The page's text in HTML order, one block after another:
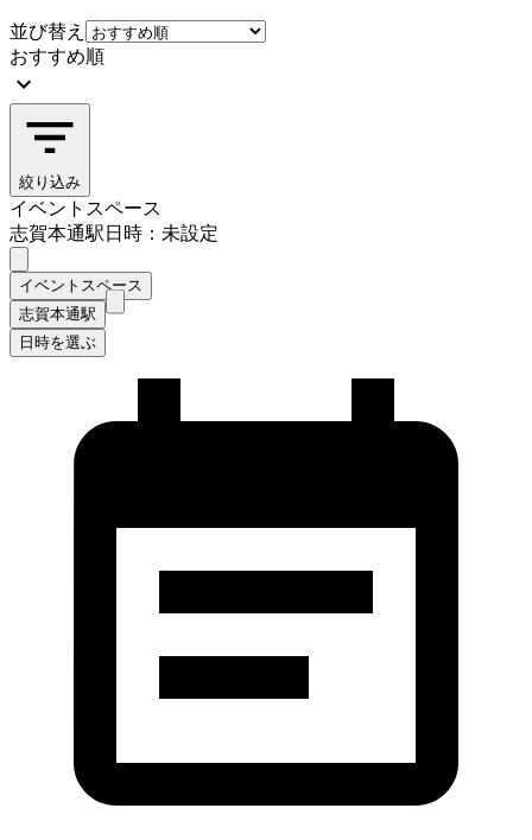
並び替え
おすすめ順
絞り込み
イベントスペース
志賀本通駅日時：未設定
イベントスペース
志賀本通駅
日時を選ぶ